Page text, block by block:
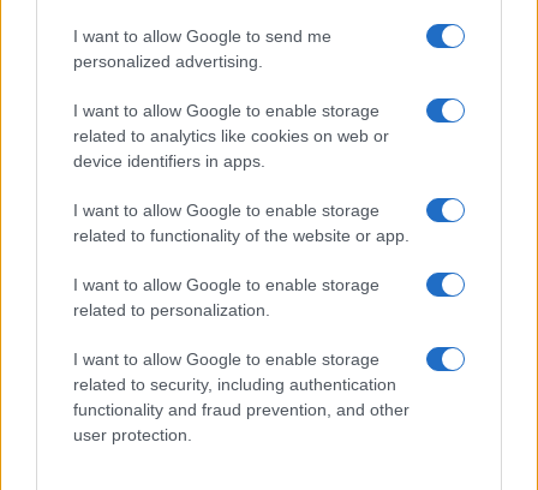
I want to allow Google to send me
personalized advertising.
I want to allow Google to enable storage
related to analytics like cookies on web or
device identifiers in apps.
I want to allow Google to enable storage
related to functionality of the website or app.
I want to allow Google to enable storage
related to personalization.
I want to allow Google to enable storage
related to security, including authentication
functionality and fraud prevention, and other
user protection.
Salvini ezt a nagy csoportot
szeretné egy koalícióba
szervezni, de egyelőre ez nem
sikerül, pedig az olasz
belügyminiszter már hónapok
óta emellett kampányol.
Több nagy párt nem akar hivatalosan
csatlakozni a Nemzet és Szabadság Európája
koalícióhoz.